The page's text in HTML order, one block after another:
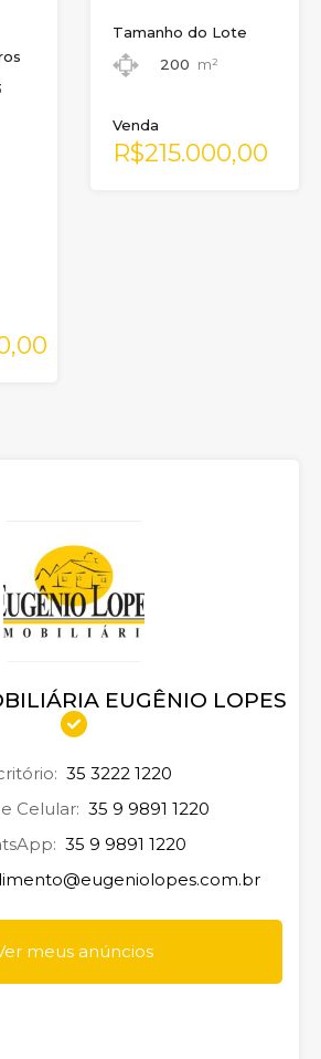
Tamanho do Lote
200 m²
Venda
R$215.000,00
EUGÊNIO LOPES
35 3222 1220
Celular: 35 9 9891 1220
35 9 9891 1220
meus anúncios